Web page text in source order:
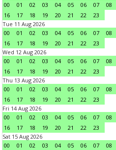
00
01 02 03 04 05 06 07 08
16
17 18 19 20 21 22
23
Tue 11 Aug 2026
00
01 02 03 04 05 06 07 08
16
17 18 19 20 21 22
23
Wed 12 Aug 2026
00
01 02 03 04 05 06 07 08
16
17 18 19 20 21 22
23
Thu 13 Aug 2026
00
01 02 03 04 05 06 07 08
16
17 18 19 20 21 22
23
Fri 14 Aug 2026
00
01 02 03 04 05 06 07 08
16
17 18 19 20 21 22
23
Sat 15 Aug 2026
00
01 02 03 04 05 06 07 08